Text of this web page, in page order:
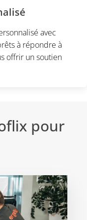
avec
à répondre à
offrir un soutien
pour